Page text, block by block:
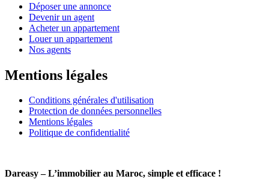
Déposer une annonce
Devenir un agent
Acheter un appartement
Louer un appartement
Nos agents
Mentions légales
Conditions générales d'utilisation
Protection de données personnelles
Mentions légales
Politique de confidentialité
Dareasy – L’immobilier au Maroc, simple et efficace !